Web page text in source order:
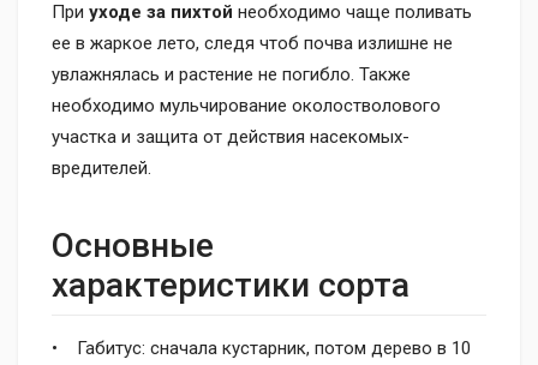
При уходе за пихтой необходимо чаще поливать
ее в жаркое лето, следя чтоб почва излишне не
увлажнялась и растение не погибло. Также
необходимо мульчирование околостволового
участка и защита от действия насекомых-
вредителей.
Основные
характеристики сорта
• Габитус: сначала кустарник, потом дерево в 10